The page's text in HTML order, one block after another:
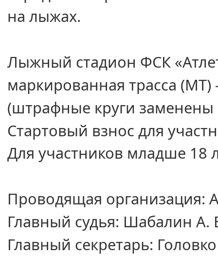
на лыжах.
Лыжный стадион ФСК
маркированная трасса
(штрафные круги заменены
Стартовый взнос для
Для участников младше 18
Проводящая организация:
Главный судья: Шабалин А.
Главный секретарь: